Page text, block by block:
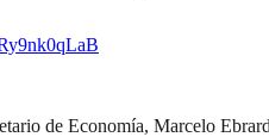
de Economía, Marcelo